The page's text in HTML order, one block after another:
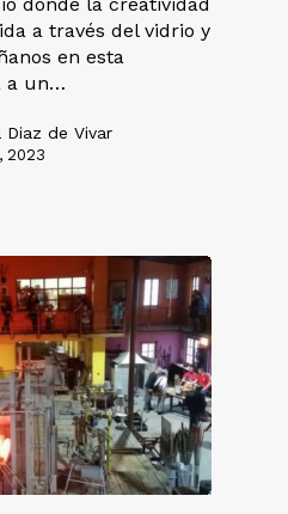
donde la creatividad
a través del vidrio y
en esta
a un…
Diaz de Vivar
2023